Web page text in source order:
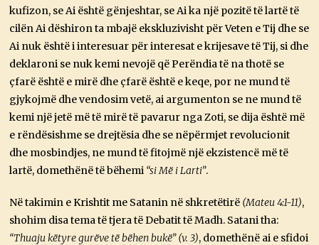
kufizon, se Ai është gënjeshtar, se Ai ka një pozitë të lartë të
cilën Ai dëshiron ta mbajë ekskluzivisht për Veten e Tij dhe se
Ai nuk është i interesuar për interesat e krijesave të Tij, si dhe
deklaroni se nuk kemi nevojë që Perëndia të na thotë se
çfarë është e mirë dhe çfarë është e keqe, por ne mund të
gjykojmë dhe vendosim vetë, ai argumenton se ne mund të
kemi një jetë më të mirë të pavarur nga Zoti, se dija është më
e rëndësishme se drejtësia dhe se nëpërmjet revolucionit
dhe mosbindjes, ne mund të fitojmë një ekzistencë më të
lartë, domethënë të bëhemi “si Më i Larti”.
Në takimin e Krishtit me Satanin në shkretëtirë (Mateu 4:1-11),
shohim disa tema të tjera të Debatit të Madh. Satani tha:
“Thuaju këtyre gurëve të bëhen bukë” (v. 3), domethënë ai e sfidoi